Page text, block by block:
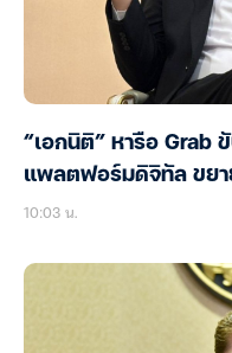
“เอกนิติ” หารือ Grab
แพลตฟอร์มดิจิทัล ขยา
10:03 น.